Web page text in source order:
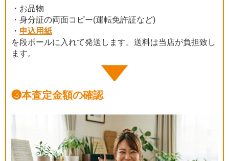
・お品物
・身分証の両面コピー(運転免許証など)
・ 申込用紙
を段ボールに入れて発送します。送料は当店が負担致し
ます。
❸本査定金額の確認